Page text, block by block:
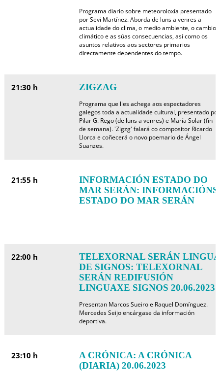
Programa diario sobre meteoroloxía presentado
por Sevi Martínez. Aborda de luns a venres a
actualidade do clima, o medio ambiente, o cambio
climático e as súas consecuencias, así como os
asuntos relativos aos sectores primarios
directamente dependentes do tempo.
21:30 h ZIGZAG
Programa que lles achega aos espectadores
galegos toda a actualidade cultural, presentado por
Pilar G. Rego (de luns a venres) e María Solar (fin
de semana). 'Zigzg' falará co compositor Ricardo
Llorca e coñecerá o novo poemario de Ángel
Suanzes.
21:55 h
INFORMACIÓN ESTADO DO
MAR SERÁN: INFORMACIÓNS
ESTADO DO MAR SERÁN
22:00 h
TELEXORNAL SERÁN LINGUA
DE SIGNOS: TELEXORNAL
SERÁN REDIFUSIÓN
LINGUAXE SIGNOS 20.06.2023
Presentan Marcos Sueiro e Raquel Domínguez.
Mercedes Seijo encárgase da información
deportiva.
23:10 h
A CRÓNICA: A CRÓNICA
(DIARIA) 20.06.2023